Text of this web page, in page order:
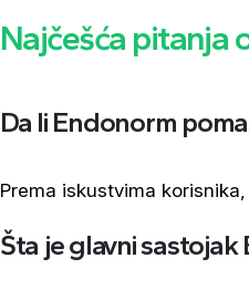
Najčešća pitanja
Da li Endonorm
Prema iskustvima
Šta je glavni